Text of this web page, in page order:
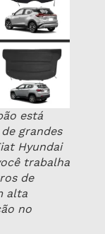
está
grandes
Hyundai
trabalha
de
alta
no